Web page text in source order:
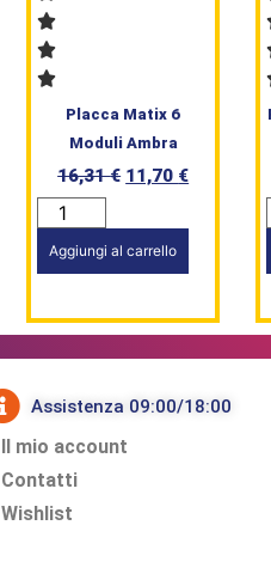
Placca Matix 6
Moduli Ambra
16,31€ 11,70 €
Aggiungi al carrello
Assistenza 09:00/18:00
Il mio account
Contatti
Wishlist